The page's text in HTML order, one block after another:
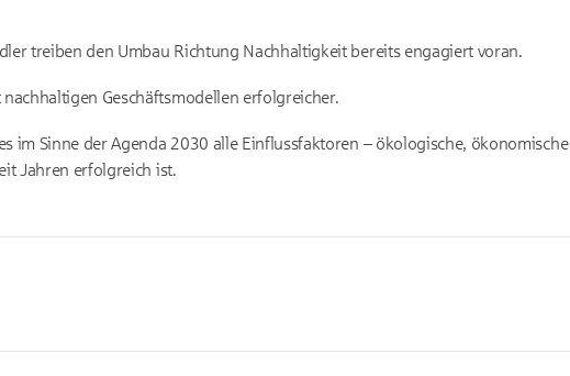
treiben den Umbau Richtung Nachhaltigkeit bereits engagiert voran.
Geschäftsmodellen erfolgreicher.
im Sinne der Agenda 2030 alle Einflussfaktoren – ökologische, ökonomische
Jahren erfolgreich ist.